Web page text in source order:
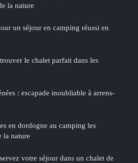
la nature
un séjour en camping réussi en
le chalet parfait dans les
: escapade inoubliable à arrens-
en dordogne au camping les
la nature
votre séjour dans un chalet de